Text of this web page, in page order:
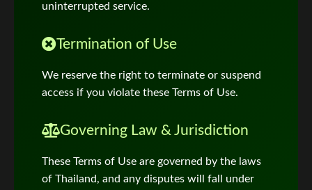
uninterrupted service.
Termination of Use
We reserve the right to terminate or suspend
access if you violate these Terms of Use.
Governing Law & Jurisdiction
These Terms of Use are governed by the laws
of Thailand, and any disputes will fall under